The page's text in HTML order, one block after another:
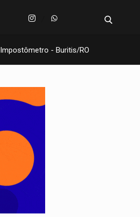
Impostômetro - Buritis/RO